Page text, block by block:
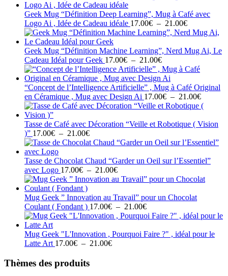
17.00€
à
21.00€
Geek Mug “Définition Deep Learning”, Mug à Café avec
Logo Ai , Idée de Cadeau idéale 17.00€ – 21.00€Plage
de
17.00€
21.00€
Geek Mug “Définition Machine Learning”, Nerd Mug Ai, Le
Cadeau Idéal pour Geek 17.00€ – 21.00€Plage
de
prix :
17.00€
à
21.00€
“Concept de l’Intelligence Artificielle” , Mug à Café Original
en Céramique , Mug avec Design Ai 17.00€ – 21.00€Plage
de
17.00€
21.00€
Tasse de Café avec Décoration “Veille et Robotique ( Vision
)” 17.00€ – 21.00€Plage
de
17.00€
à
21.00€
Tasse de Chocolat Chaud “Garder un Oeil sur l’Essentiel”
avec Logo 17.00€ – 21.00€Plage
de
17.00€
à
21.00€
Mug Geek ” Innovation au Travail” pour un Chocolat
Coulant ( Fondant ) 17.00€ – 21.00€Plage
de
17.00€
Mug Geek "L'Innovation , Pourquoi Faire ?" , idéal pour le
Latte Art 17.00€ – 21.00€Plage
Thèmes des produits